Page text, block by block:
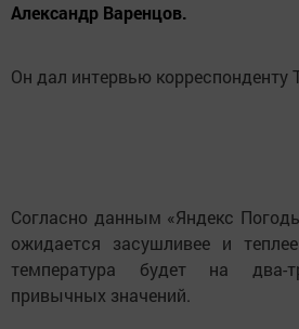
Александр Варенцов.
Он дал интервью корреспонденту
Согласно данным «Яндекс
ожидается засушливее и
температура будет на
привычных значений.